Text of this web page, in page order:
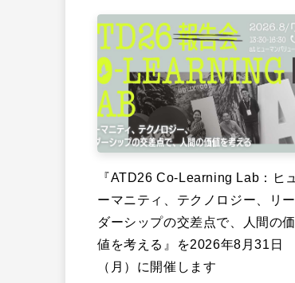
『ATD26 Co-Learning Lab：ヒュ
ーマニティ、テクノロジー、リー
ダーシップの交差点で、人間の価
値を考える』を2026年8月31日
（月）に開催します